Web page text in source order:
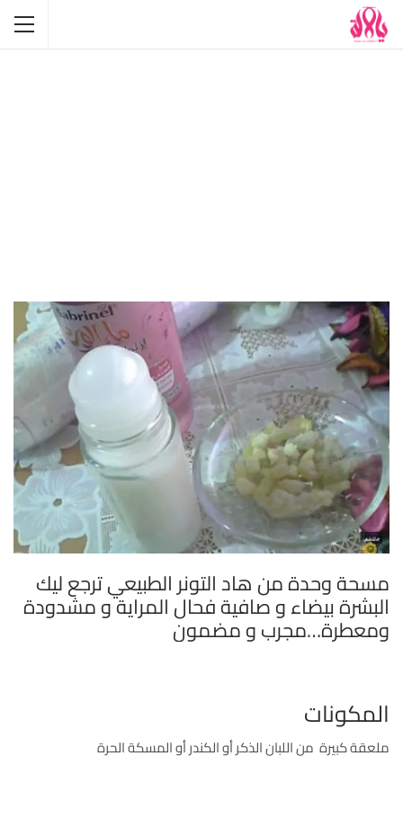
مسحة وحدة من هاد التونر الطبيعي ترجع ليك
البشرة بيضاء و صافية فحال المراية و مشدودة
ومعطرة…مجرب و مضمون
المكونات
ملعقة كبيرة من اللبان الذكر أو الكندر أو المسكة الحرة